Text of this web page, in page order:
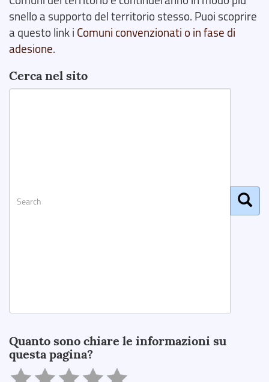
snello a supporto del territorio stesso. Puoi scoprire
a questo link i Comuni convenzionati o in fase di
adesione.
Cerca nel sito
Quanto sono chiare le informazioni su
questa pagina?